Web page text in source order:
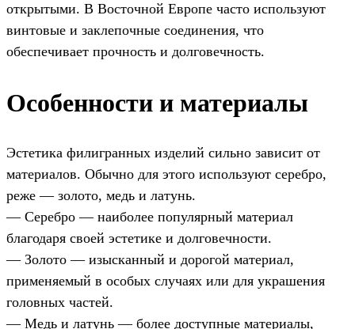
открытыми. В Восточной Европе часто используют
винтовые и заклепочные соединения, что
обеспечивает прочность и долговечность.
Особенности и материалы
Эстетика филигранных изделий сильно зависит от
материалов. Обычно для этого используют серебро,
реже — золото, медь и латунь.
— Серебро — наиболее популярный материал
благодаря своей эстетике и долговечности.
— Золото — изысканный и дорогой материал,
применяемый в особых случаях или для украшения
головных частей.
— Медь и латунь — более доступные материалы,